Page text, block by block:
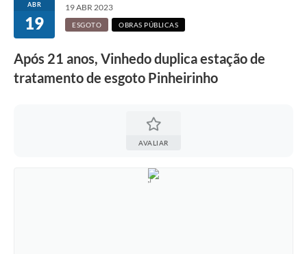
COMPRAS E LICITAÇÕES
CONTATOS
ABR
19
19 ABR 2023
ESGOTO OBRAS PÚBLICAS
Após 21 anos, Vinhedo duplica estação de
tratamento de esgoto Pinheirinho
AVALIAR